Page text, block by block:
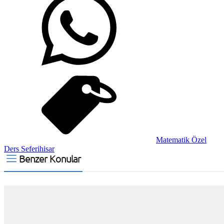
Matematik Özel
Ders Seferihisar
Benzer Konular